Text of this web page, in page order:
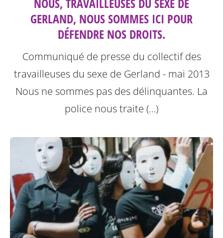
GERLAND, NOUS SOMMES ICI POUR
DÉFENDRE NOS DROITS.
Communiqué de presse du collectif des
travailleuses du sexe de Gerland - mai 2013
Nous ne sommes pas des délinquantes. La
police nous traite (…)